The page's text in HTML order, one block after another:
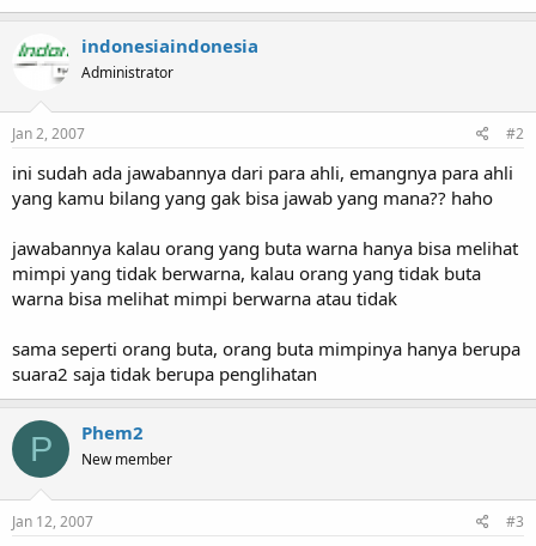
indonesiaindonesia
Administrator
Jan 2, 2007 #2
ini sudah ada jawabannya dari para ahli, emangnya para ahli
yang kamu bilang yang gak bisa jawab yang mana?? haho
jawabannya kalau orang yang buta warna hanya bisa melihat
mimpi yang tidak berwarna, kalau orang yang tidak buta
warna bisa melihat mimpi berwarna atau tidak
sama seperti orang buta, orang buta mimpinya hanya berupa
suara2 saja tidak berupa penglihatan
P Phem2
New member
Jan 12, 2007 #3